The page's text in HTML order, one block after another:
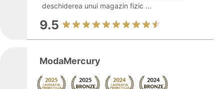
deschiderea unui magazin fizic ...
9.5
ModaMercury